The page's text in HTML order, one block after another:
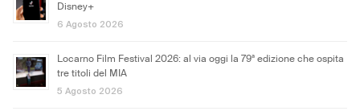
Disney+
6 Agosto 2026
Locarno Film Festival 2026: al via oggi la 79ª edizione che ospita
tre titoli del MIA
5 Agosto 2026